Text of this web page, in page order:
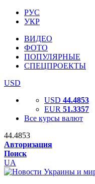
РУС
УКР
ВИДЕО
ФОТО
ПОПУЛЯРНЫЕ
СПЕЦПРОЕКТЫ
USD
USD 44.4853
EUR 51.3357
Все курсы валют
44.4853
Авторизация
Поиск
UA